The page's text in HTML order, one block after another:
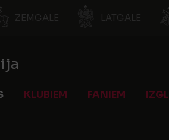
ZEMGALE LATGALE
KLUBIEM FANIEM